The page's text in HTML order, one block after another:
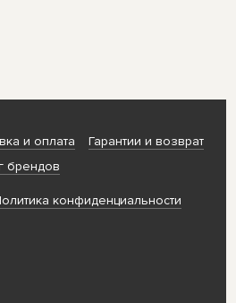
и оплата
Гарантии и возврат
брендов
конфиденциальности